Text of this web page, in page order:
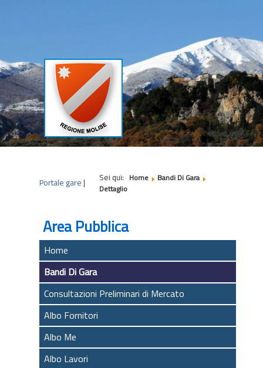
Portale gare | Sei qui: Home
Bandi Di Gara
Dettaglio
Area Pubblica
Home
Bandi Di Gara
Consultazioni Preliminari di Mercato
Albo Fornitori
Albo Me
Albo Lavori